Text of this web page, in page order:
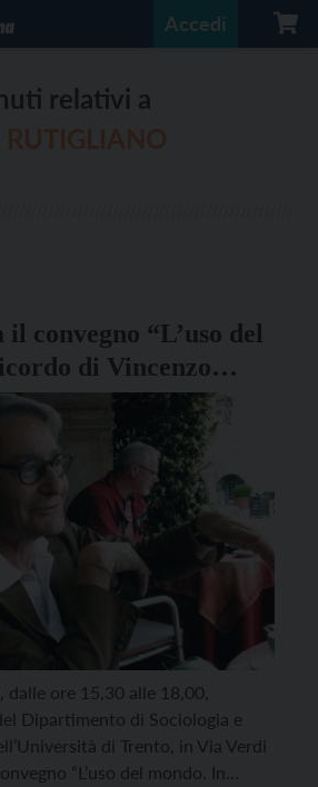
Accedi
relativi a
il convegno “L’uso del
di Vincenzo
dalle ore 15,30 alle 18,00,
Dipartimento di Sociologia e
di Trento, in Via Verdi
“L’uso del mondo. In